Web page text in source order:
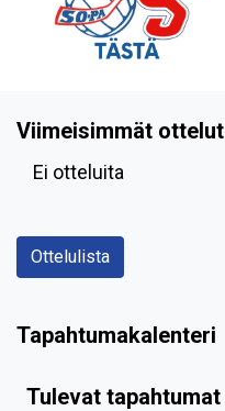
Viimeisimmät ottelut
Ei otteluita
Ottelulista
Tapahtumakalenteri
Tulevat tapahtumat